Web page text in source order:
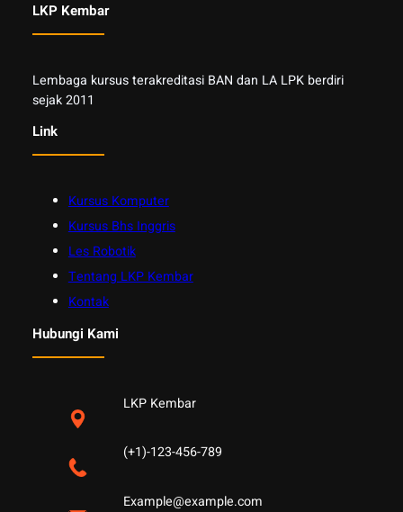
LKP Kembar
Lembaga kursus terakreditasi BAN dan LA LPK berdiri
sejak 2011
Link
Kursus Komputer
Kursus Bhs Inggris
Les Robotik
Tentang LKP Kembar
Kontak
Hubungi Kami
LKP Kembar
(+1)-123-456-789
Example@example.com